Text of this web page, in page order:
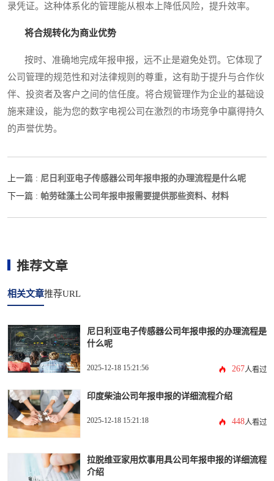
录凭证。这种体系化的管理能从根本上降低风险，提升效率。
将合规转化为商业优势
按时、准确地完成年报申报，远不止是避免处罚。它体现了
公司管理的规范性和对法律规则的尊重，这有助于提升与合作伙
伴、投资者及客户之间的信任度。将合规管理作为企业的基础设
施来建设，能为您的数字电视公司在激烈的市场竞争中赢得持久
的声誉优势。
上一篇 : 尼日利亚电子传感器公司年报申报的办理流程是什么呢
下一篇 : 帕劳硅藻土公司年报申报需要提供那些资料、材料
推荐文章
相关文章推荐URL
尼日利亚电子传感器公司年报申报的办理流程是
什么呢
2025-12-18 15:21:56 267人看过
印度柴油公司年报申报的详细流程介绍
2025-12-18 15:21:18 448人看过
拉脱维亚家用炊事用具公司年报申报的详细流程
介绍